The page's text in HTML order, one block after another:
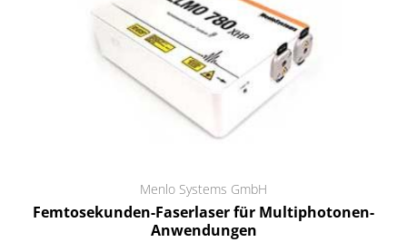
Menlo Systems GmbH
Femtosekunden-Faserlaser für Multiphotonen-
Anwendungen